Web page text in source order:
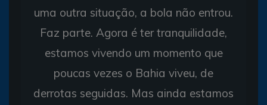
uma outra situação, a bola não entrou.
Faz parte. Agora é ter tranquilidade,
estamos vivendo um momento que
poucas vezes o Bahia viveu, de
derrotas seguidas. Mas ainda estamos